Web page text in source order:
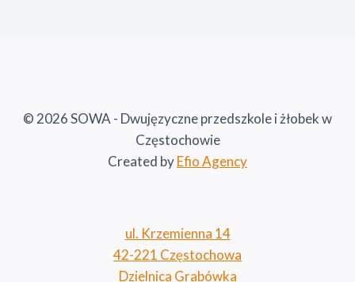
© 2026 SOWA - Dwujęzyczne przedszkole i żłobek w
Częstochowie
Created byEfio Agency
ul. Krzemienna 14
42-221 Częstochowa
Dzielnica Grabówka